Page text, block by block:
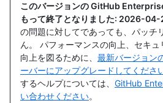
このバージョンの GitHub
もって終了となりました: 2026-04-
の問題に対してであっても、パッチ
ん。 パフォーマンスの向上、セキ
向上を図るために、 最新バージョン
ーバーにアップグレードしてくださ
するヘルプについては、 GitHub
い合わせください。